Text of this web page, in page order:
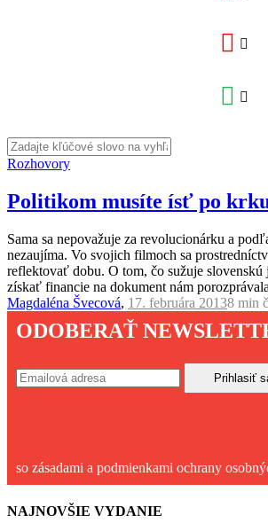
Rozhovory
Politikom musíte ísť po
Sama sa nepovažuje za revolucionárku a
nezaujíma. Vo svojich filmoch sa
reflektovať dobu. O tom, čo sužuje slovenskú
získať financie na dokument nám
Magdaléna Švecová, 17. februára 20138 min
ODOBERAŤ
so zásadami a podmienkami ochrany
NAJNOVŠIE VYDANIE